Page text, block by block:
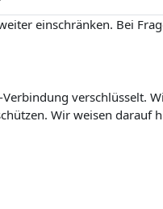
einschränken. Bei
verschlüsselt.
Wir weisen darauf